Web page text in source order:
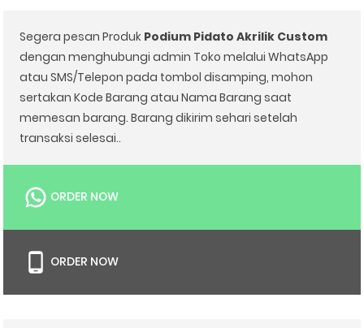
Segera pesan Produk Podium Pidato Akrilik Custom
dengan menghubungi admin Toko melalui WhatsApp
atau SMS/Telepon pada tombol disamping, mohon
sertakan Kode Barang atau Nama Barang saat
memesan barang. Barang dikirim sehari setelah
transaksi selesai..
ORDER NOW
ORDER NOW